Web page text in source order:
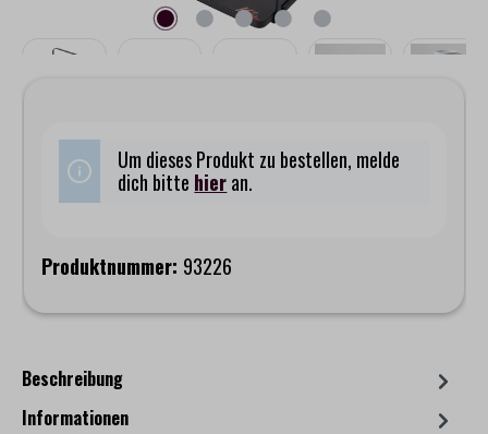
Um dieses Produkt zu bestellen, melde
dich bitte hieran.
Produktnummer: 93226
Beschreibung
Informationen